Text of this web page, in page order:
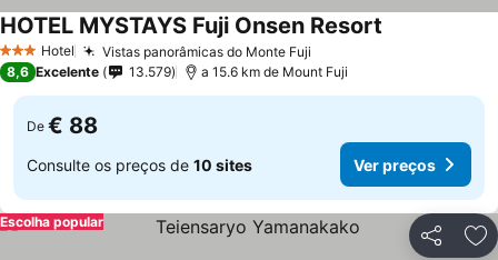
3 EstrelasHotel Vistas panorâmicas do Monte Fuji
HOTEL MYSTAYS Fuji Onsen Resort
8,6 Excelente 13.579 a 15.6 km de Mount Fuji
De € 88
Consulte os preços de 10 sites Ver preços
Partilhar
Escolha popular